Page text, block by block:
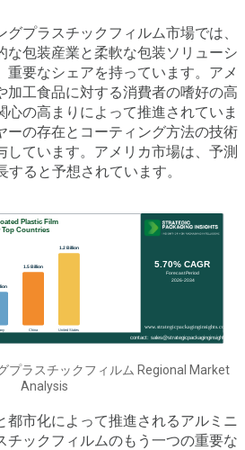
プラスチックフィルム市場では、
な包装産業と柔軟な包装ソリューシ
重要なシェアを持っています。アメ
加工食品に対する消費者の嗜好の高
心の高まりによって推進されていま
ーの存在とコーティング方法の技術
しています。アメリカ市場は、予測
すると予想されています。
プラスチックフィルム Regional Market
Analysis
都市化によって推進されるアルミニ
チックフィルムのもう一つの重要な